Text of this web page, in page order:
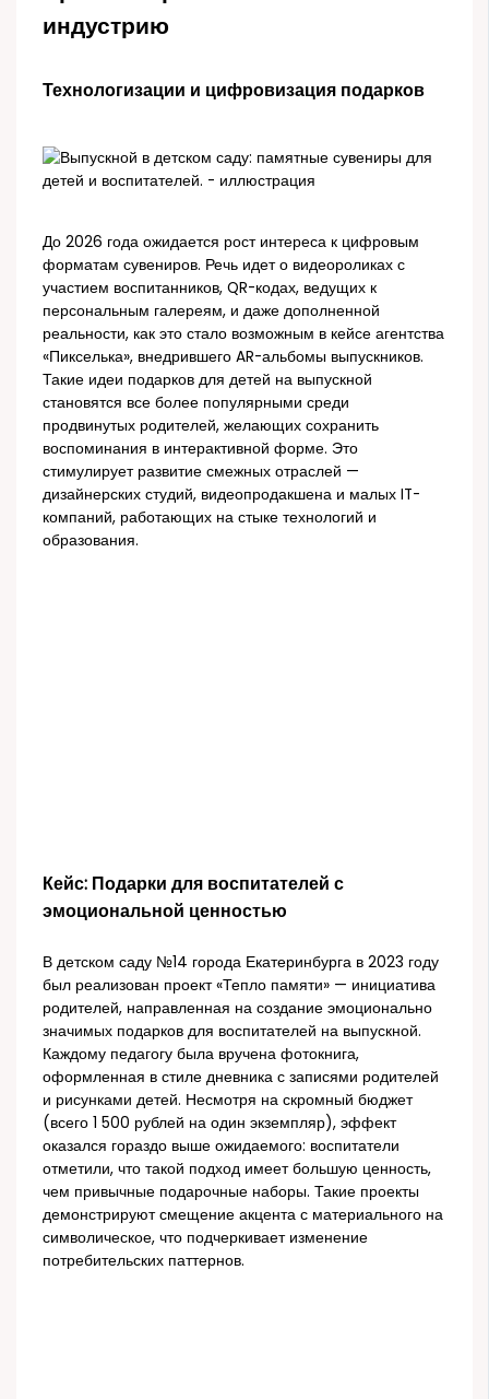
индустрию
Технологизации и цифровизация подарков
До 2026 года ожидается рост интереса к цифровым
форматам сувениров. Речь идет о видеороликах с
участием воспитанников, QR-кодах, ведущих к
персональным галереям, и даже дополненной
реальности, как это стало возможным в кейсе агентства
«Пикселька», внедрившего AR-альбомы выпускников.
Такие идеи подарков для детей на выпускной
становятся все более популярными среди
продвинутых родителей, желающих сохранить
воспоминания в интерактивной форме. Это
стимулирует развитие смежных отраслей —
дизайнерских студий, видеопродакшена и малых IT-
компаний, работающих на стыке технологий и
образования.
Кейс: Подарки для воспитателей с
эмоциональной ценностью
В детском саду №14 города Екатеринбурга в 2023 году
был реализован проект «Тепло памяти» — инициатива
родителей, направленная на создание эмоционально
значимых подарков для воспитателей на выпускной.
Каждому педагогу была вручена фотокнига,
оформленная в стиле дневника с записями родителей
и рисунками детей. Несмотря на скромный бюджет
(всего 1 500 рублей на один экземпляр), эффект
оказался гораздо выше ожидаемого: воспитатели
отметили, что такой подход имеет большую ценность,
чем привычные подарочные наборы. Такие проекты
демонстрируют смещение акцента с материального на
символическое, что подчеркивает изменение
потребительских паттернов.